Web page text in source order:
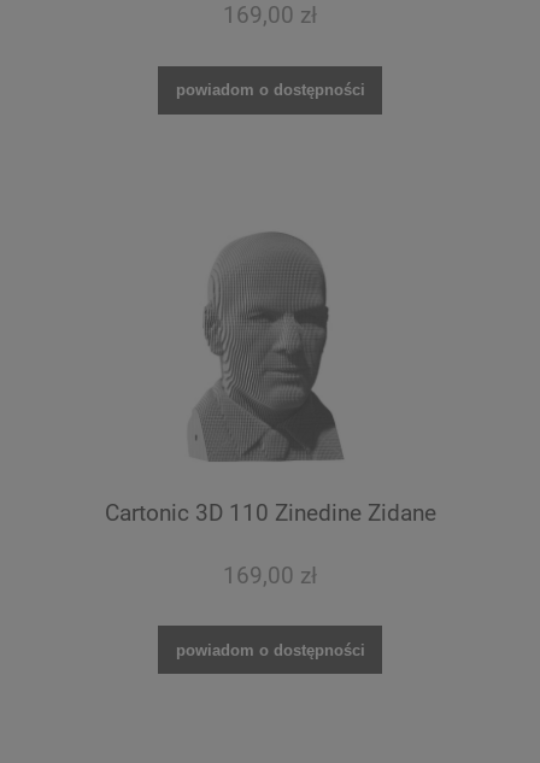
169,00 zł
powiadom o dostępności
Cartonic 3D 110 Zinedine Zidane
169,00 zł
powiadom o dostępności